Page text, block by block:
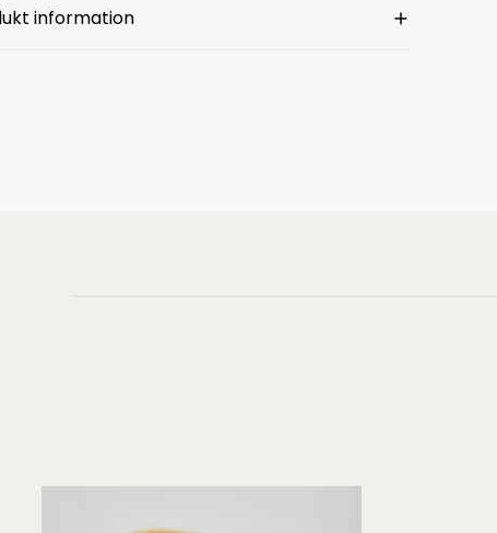
information